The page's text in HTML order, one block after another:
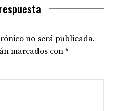
no será publicada.
marcados con *